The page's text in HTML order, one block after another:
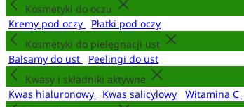
Kosmetyki do oczu
Kremy pod oczy
Płatki pod oczy
Kosmetyki do pielęgnacji ust
Balsamy do ust
Peelingi do ust
Kwasy i składniki aktywne
Kwas hialuronowy
Kwas salicylowy Witamina C